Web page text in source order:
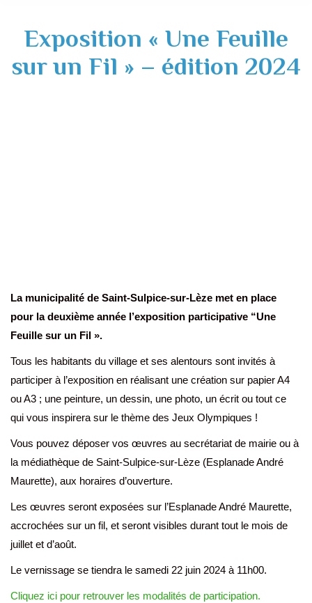
Exposition « Une Feuille
sur un Fil » – édition 2024
La municipalité de Saint-Sulpice-sur-Lèze met en place
pour la deuxième année l’exposition participative “Une
Feuille sur un Fil ».
Tous les habitants du village et ses alentours sont invités à
participer à l’exposition en réalisant une création sur papier A4
ou A3 ; une peinture, un dessin, une photo, un écrit ou tout ce
qui vous inspirera sur le thème des Jeux Olympiques !
Vous pouvez déposer vos œuvres au secrétariat de mairie ou à
la médiathèque de Saint-Sulpice-sur-Lèze (Esplanade André
Maurette), aux horaires d’ouverture.
Les œuvres seront exposées sur l’Esplanade André Maurette,
accrochées sur un fil, et seront visibles durant tout le mois de
juillet et d’août.
Le vernissage se tiendra le samedi 22 juin 2024 à 11h00.
Cliquez ici pour retrouver les modalités de participation.